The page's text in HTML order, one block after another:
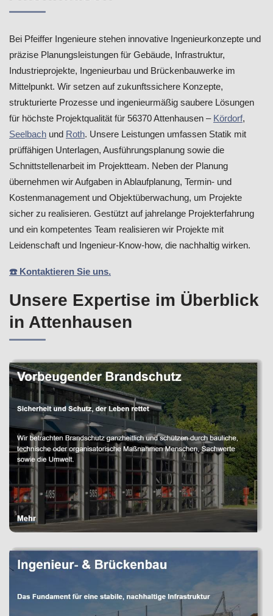
Bei Pfeiffer Ingenieure stehen innovative Ingenieurkonzepte und
präzise Planungsleistungen für Gebäude, Infrastruktur,
Industrieprojekte, Ingenieurbau und Brückenbauwerke im
Mittelpunkt. Wir setzen auf zukunftssichere Konzepte,
strukturierte Prozesse und ingenieurmäßig saubere Lösungen
für höchste Projektqualität für 56370 Attenhausen – Kördorf,
Seelbach und Roth. Unsere Leistungen umfassen Statik mit
prüffähigen Unterlagen, Ausführungsplanung sowie die
Schnittstellenarbeit im Projektteam. Neben der Planung
übernehmen wir Aufgaben in Ablaufplanung, Termin- und
Kostenmanagement und Objektüberwachung, um Projekte
sicher zu realisieren. Gestützt auf jahrelange Projekterfahrung
und ein kompetentes Team realisieren wir Projekte mit
Leidenschaft und Ingenieur-Know-how, die nachhaltig wirken.
☎️ Kontaktieren Sie uns.
Unsere Expertise im Überblick
in Attenhausen